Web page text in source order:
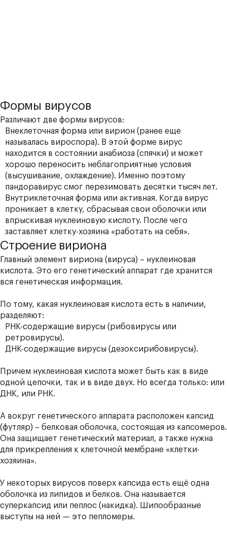
Формы вирусов
Различают две формы вирусов:
Внеклеточная форма или вирион (ранее еще
называлась вироспора). В этой форме вирус
находится в состоянии анабиоза (спячки) и может
хорошо переносить неблагоприятные условия
(высушивание, охлаждение). Именно поэтому
пандоравирус смог перезимовать десятки тысяч лет.
Внутриклеточная форма или активная. Когда вирус
проникает в клетку, сбрасывая свои оболочки или
впрыскивая нуклеиновую кислоту. После чего
заставляет клетку-хозяина «работать на себя».
Строение вириона
Главный элемент вириона (вируса) – нуклеиновая
кислота. Это его генетический аппарат где хранится
вся генетическая информация.
По тому, какая нуклеиновая кислота есть в наличии,
разделяют:
РНК-содержащие вирусы (рибовирусы или
ретровирусы).
ДНК-содержащие вирусы (дезоксирибовирусы).
Причем нуклеиновая кислота может быть как в виде
одной цепочки, так и в виде двух. Но всегда только: или
ДНК, или РНК.
А вокруг генетического аппарата расположен капсид
(футляр) – белковая оболочка, состоящая из капсомеров.
Она защищает генетический материал, а также нужна
для прикрепления к клеточной мембране «клетки-
хозяина».
У некоторых вирусов поверх капсида есть ещё одна
оболочка из липидов и белков. Она называется
суперкапсид или пеплос (накидка). Шипообразные
выступы на ней — это пепломеры.